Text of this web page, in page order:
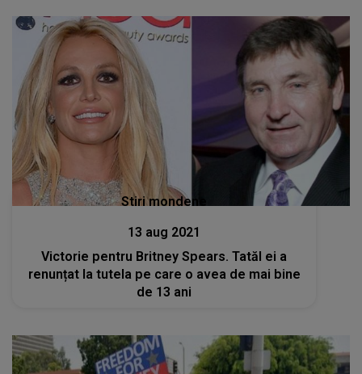
Stiri mondene
13 aug 2021
Victorie pentru Britney Spears. Tatăl ei a
renunțat la tutela pe care o avea de mai bine
de 13 ani